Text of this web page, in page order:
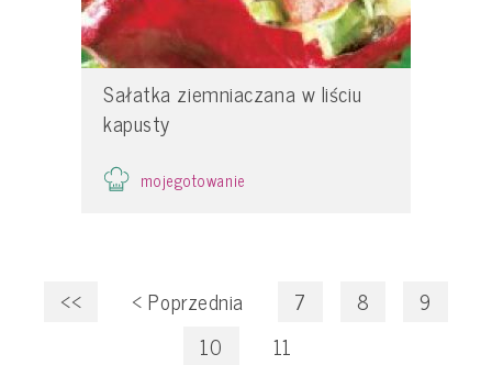
Sałatka ziemniaczana w liściu
kapusty
mojegotowanie
<< < Poprzednia 7 8
9
10
11